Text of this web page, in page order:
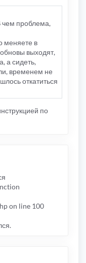
чем проблема,
меняете в
выходят,
а сидеть,
временем не
откатиться
по
on line 100